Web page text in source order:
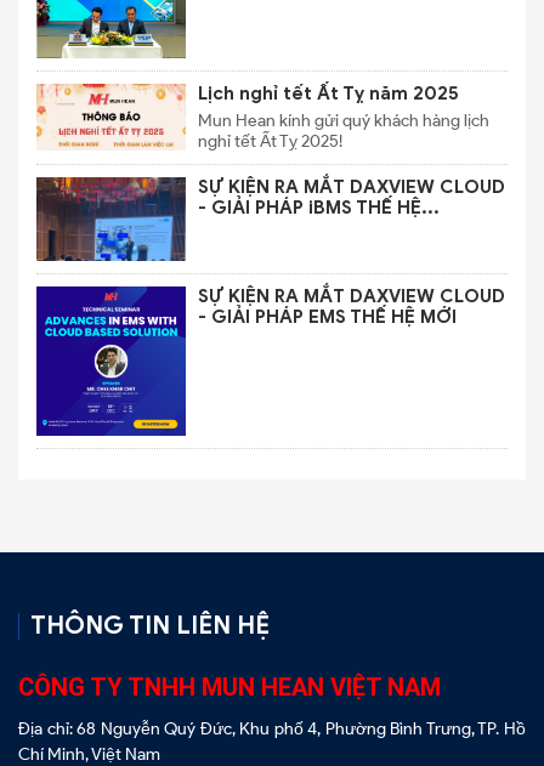
Lịch nghỉ tết Ất Tỵ năm 2025
Mun Hean kính gửi quý khách hàng lịch
nghỉ tết Ất Tỵ 2025!
SỰ KIỆN RA MẮT DAXVIEW CLOUD
- GIẢI PHÁP iBMS THẾ HỆ...
SỰ KIỆN RA MẮT DAXVIEW CLOUD
- GIẢI PHÁP EMS THẾ HỆ MỚI
THÔNG TIN LIÊN HỆ
CÔNG TY TNHH MUN HEAN VIỆT NAM
Địa chỉ: 68 Nguyễn Quý Đức, Khu phố 4, Phường Bình Trưng, TP. Hồ
Chí Minh, Việt Nam